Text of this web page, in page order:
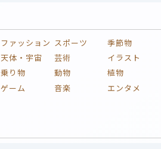
ファッション スポーツ
季節物
天体・宇宙 芸術
イラスト
乗り物 動物
植物
ゲーム 音楽
エンタメ